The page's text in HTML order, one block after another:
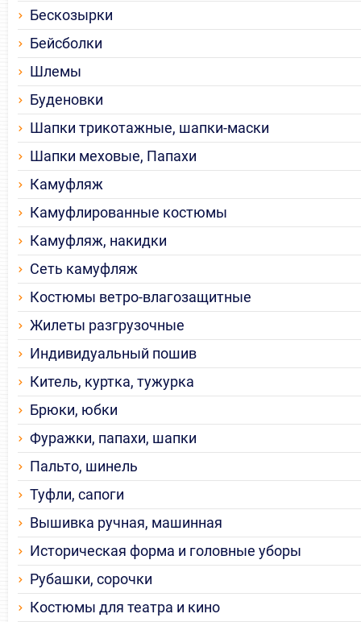
Бескозырки
Бейсболки
Шлемы
Буденовки
Шапки трикотажные, шапки-маски
Шапки меховые, Папахи
Камуфляж
Камуфлированные костюмы
Камуфляж, накидки
Сеть камуфляж
Костюмы ветро-влагозащитные
Жилеты разгрузочные
Индивидуальный пошив
Китель, куртка, тужурка
Брюки, юбки
Фуражки, папахи, шапки
Пальто, шинель
Туфли, сапоги
Вышивка ручная, машинная
Историческая форма и головные уборы
Рубашки, сорочки
Костюмы для театра и кино